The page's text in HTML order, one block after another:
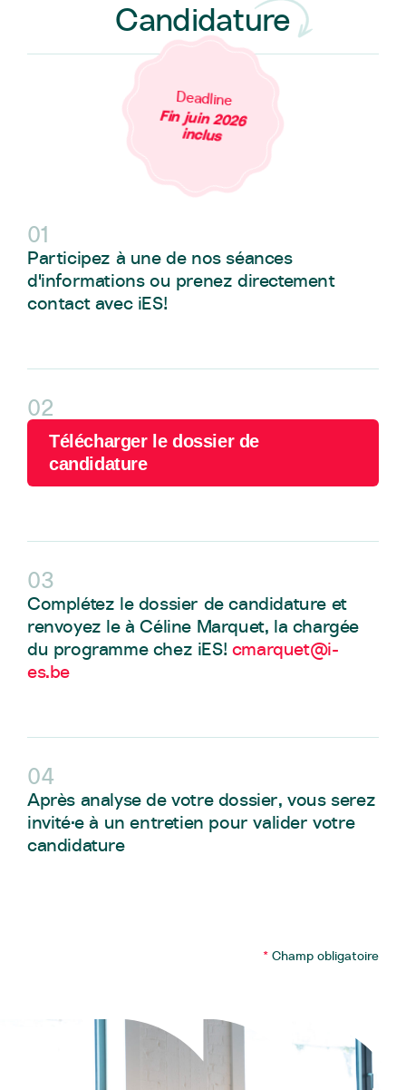
Candidature
Deadline
Fin juin 2026
inclus
01
Participez à une de nos séances
d'informations ou prenez directement
contact avec iES!
02
Télécharger le dossier de
candidature
03
Complétez le dossier de candidature et
renvoyez le à Céline Marquet, la chargée
du programme chez iES! cmarquet@i-
es.be
04
Après analyse de votre dossier, vous serez
invité·e à un entretien pour valider votre
candidature
* Champ obligatoire